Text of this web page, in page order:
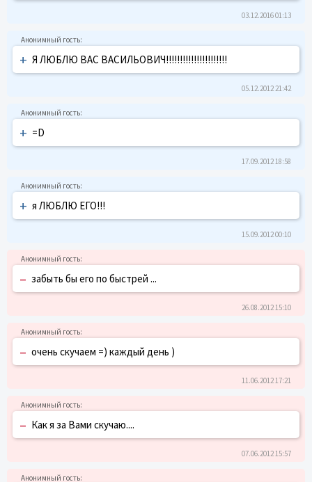
03.12.2016 01:13
+ Я ЛЮБЛЮ ВАС ВАСИЛЬОВИЧ!!!!!!!!!!!!!!!!!!!!!!
05.12.2012 21:42
+ =D
17.09.2012 18:58
+ я ЛЮБЛЮ ЕГО!!!
15.09.2012 00:10
– забыть бы его по быстрей ...
26.08.2012 15:10
– очень скучаем =) каждый день )
11.06.2012 17:21
– Как я за Вами скучаю....
07.06.2012 15:57